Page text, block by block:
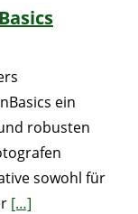
ein
robusten
sowohl für
[…]